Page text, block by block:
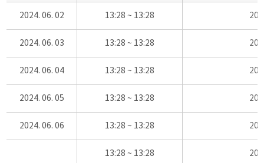
2024. 06. 02 13:28 ~ 13:28
2024. 06. 03 13:28 ~ 13:28
2024. 06. 04 13:28 ~ 13:28
2024. 06. 05 13:28 ~ 13:28
2024. 06. 06 13:28 ~ 13:28
13:28 ~ 13:28